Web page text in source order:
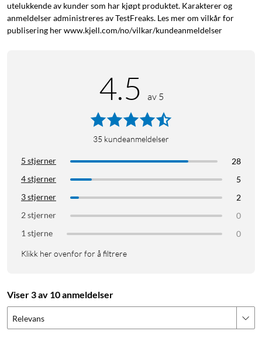
utelukkende av kunder som har kjøpt produktet. Karakterer og
anmeldelser administreres av TestFreaks. Les mer om vilkår for
publisering her www.kjell.com/no/vilkar/kundeanmeldelser
4.5 av 5
35 kundeanmeldelser
5 stjerner
28
4 stjerner
5
3 stjerner
2
2 stjerner
0
1 stjerne
0
Klikk her ovenfor for å filtrere
Viser 3 av 10 anmeldelser
Relevans